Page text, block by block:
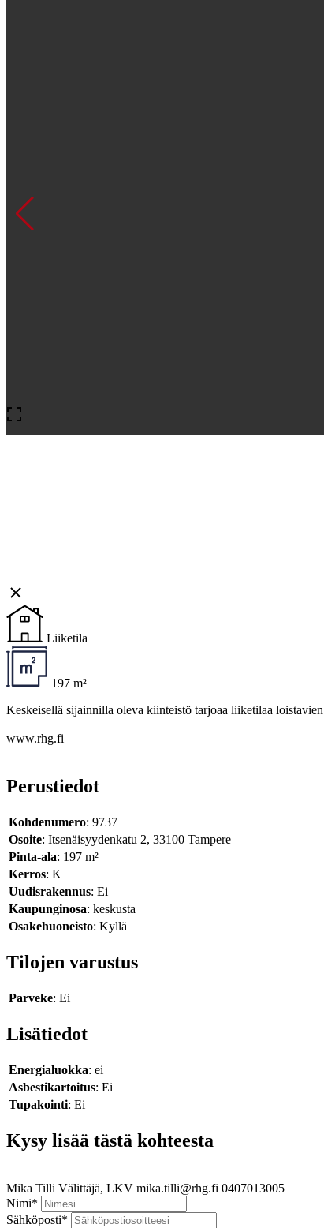
Liiketila
197 m²
Keskeisellä sijainnilla oleva kiinteistö tarjoaa liiketilaa
www.rhg.fi
Perustiedot
Kohdenumero: 9737
Osoite: Itsenäisyydenkatu 2, 33100 Tampere
Pinta-ala: 197 m²
Kerros: K
Uudisrakennus: Ei
Kaupunginosa: keskusta
Osakehuoneisto: Kyllä
Tilojen varustus
Parveke: Ei
Lisätiedot
Energialuokka: ei
Asbestikartoitus: Ei
Tupakointi: Ei
Kysy lisää tästä kohteesta
Mika Tilli Välittäjä, LKV mika.tilli@rhg.fi 0407013005
Nimi*
Sähköposti*